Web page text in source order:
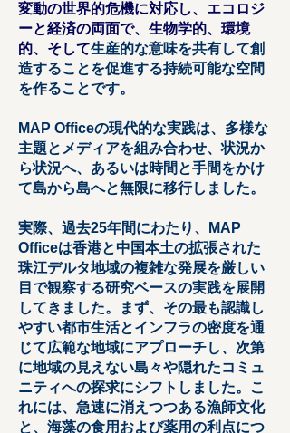
変動の世界的危機に対応し、エコロジ
ーと経済の両面で、生物学的、環境
的、そして生産的な意味を共有して創
造することを促進する持続可能な空間
を作ることです。
MAP Officeの現代的な実践は、多様な
主題とメディアを組み合わせ、状況か
ら状況へ、あるいは時間と手間をかけ
て島から島へと無限に移行しました。
実際、過去25年間にわたり、MAP
Officeは香港と中国本土の拡張された
珠江デルタ地域の複雑な発展を厳しい
目で観察する研究ベースの実践を展開
してきました。まず、その最も認識し
やすい都市生活とインフラの密度を通
じて広範な地域にアプローチし、次第
に地域の見えない島々や隠れたコミュ
ニティへの探求にシフトしました。こ
れには、急速に消えつつある漁師文化
と、海藻の食用および薬用の利点につ